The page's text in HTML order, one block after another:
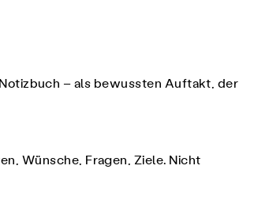
– als bewussten Auftakt, der
Wünsche, Fragen, Ziele. Nicht